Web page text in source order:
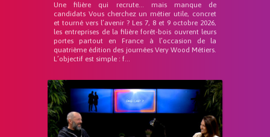
Une filière qui recrute… mais manque de
candidats Vous cherchez un métier utile, concret
et tourné vers l’avenir ? Les 7, 8 et 9 octobre 2026,
les entreprises de la filière forêt-bois ouvrent leurs
portes partout en France à l’occasion de la
quatrième édition des journées Very Wood Métiers.
L’objectif est simple : f...